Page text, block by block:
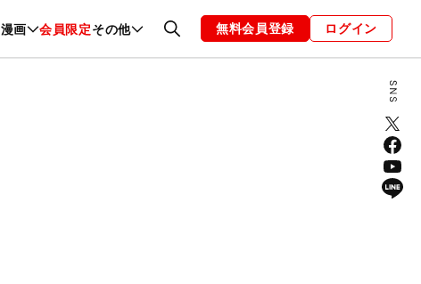
漫画 会員限定その他
ファッション 恋愛・結婚 編集部 お知らせ
無料会員登録 ログイン